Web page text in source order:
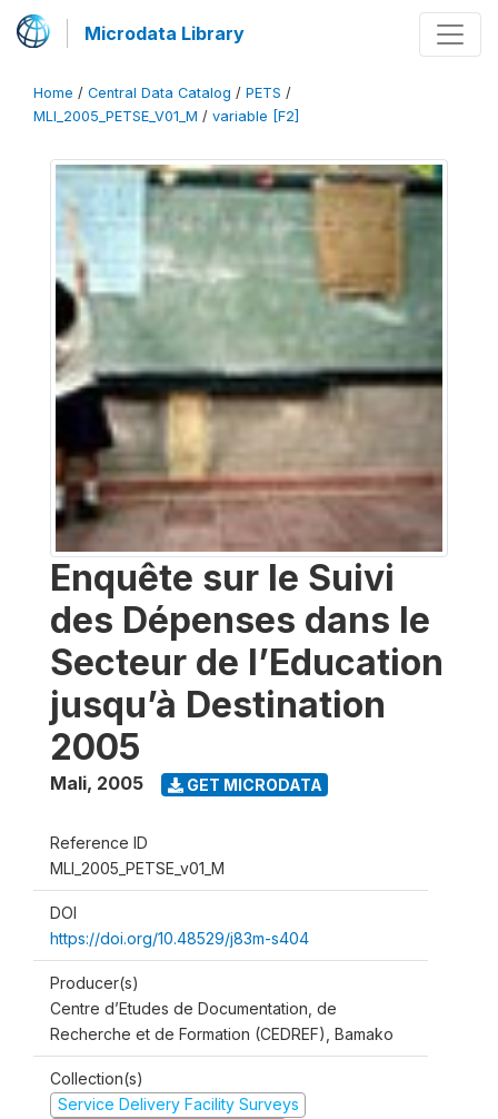
Microdata Library
Home / Central Data Catalog / PETS /
MLI_2005_PETSE_V01_M / variable [F2]
Enquête sur le Suivi
des Dépenses dans le
Secteur de l’Education
jusqu’à Destination
2005
Mali, 2005 GET MICRODATA
Reference ID
MLI_2005_PETSE_v01_M
DOI
https://doi.org/10.48529/j83m-s404
Producer(s)
Centre d’Etudes de Documentation, de
Recherche et de Formation (CEDREF), Bamako
Collection(s)
Service Delivery Facility Surveys